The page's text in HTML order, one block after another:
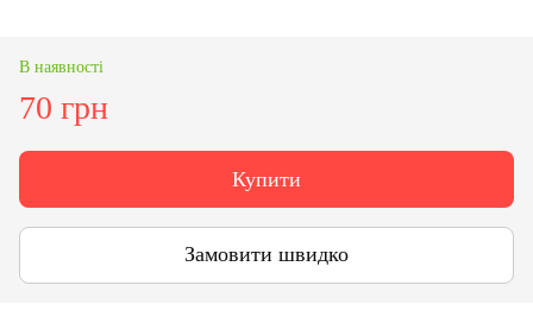
В наявності
70 грн
Купити
Замовити швидко